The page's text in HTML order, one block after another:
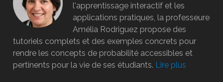
l'apprentissage interactif et les
applications pratiques, la professeure
Amélia Rodriguez propose des
tutoriels complets et des exemples concrets pour
rendre les concepts de probabilité accessibles et
pertinents pour la vie de ses étudiants. Lire plus